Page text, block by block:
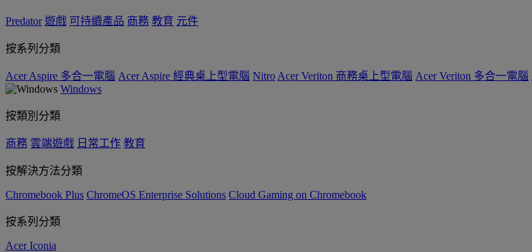
Predator 遊戲 可持續產品 商務 教育 元件
按系列分類
Acer Aspire 多合一電腦 Acer Aspire 經典桌上型電腦 Nitro Acer Veriton 商務桌上型電腦 Acer Veriton 多合一電腦
Windows
按類別分類
商務 雲端遊戲 日常工作 教育
按解決方法分類
Chromebook Plus ChromeOS Enterprise Solutions Cloud Gaming on Chromebook
按系列分類
Acer Iconia